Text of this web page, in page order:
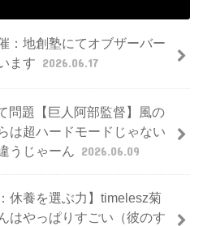
：地創塾にてオブザーバー
ます 2026.06.17
問題【巨人阿部監督】風の
は超ハードモードじゃない
うじゃーん 2026.06.09
休養を選ぶ力】timelesz菊
はやっぱりすごい（彼のす